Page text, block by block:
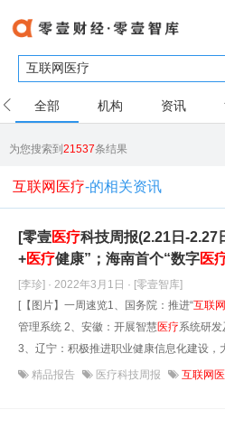
全部 机构 资讯
为您搜索到21537条结果
互联网医疗-的相关资讯
[零壹医疗科技周报(2.21日-2.27
+医疗健康”；海南首个“数字医
[李珍] · 2022年3月1日 · [零壹智库]
[【图片】一周速览1、国务院：推进“互联网
管理系统 2、安徽：开展智慧医疗系统研发
3、辽宁：积极推进职业健康信息化建设，
精品报告 医疗科技周报 互联网